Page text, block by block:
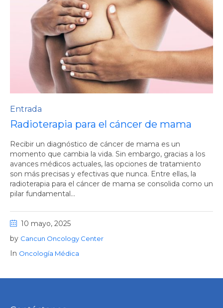
Entrada
Radioterapia para el cáncer de mama
Recibir un diagnóstico de cáncer de mama es un
momento que cambia la vida. Sin embargo, gracias a los
avances médicos actuales, las opciones de tratamiento
son más precisas y efectivas que nunca. Entre ellas, la
radioterapia para el cáncer de mama se consolida como un
pilar fundamental...
10 mayo, 2025
by Cancun Oncology Center
In Oncología Médica